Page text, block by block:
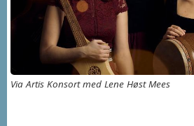
Via Artis Konsort med Lene Høst Mees